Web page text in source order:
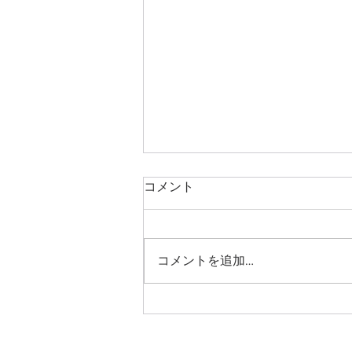
8月のお知らせです
8月は通常通り火曜日休診、日曜
家族様も合わせて、熱中症などご
注意くださいませ。 加藤看護師
コメント
コメントを追加…